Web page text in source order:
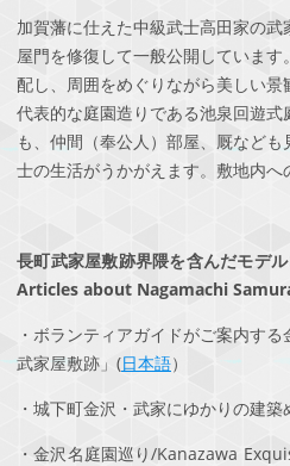
加賀藩に仕えた中級武士高田家の
屋門を修復して一般公開していま
配し、周囲をめぐりながら美しい
代表的な庭園造りである池泉回遊
も、仲間（奉公人）部屋、厩など
士の生活がうかがえます。敷地内へ
長町武家屋敷跡界隈を含んだモデ
Articles about Nagamachi
・ボランティアガイドがご案内す
武家屋敷跡」(日本語）
・城下町金沢・武家にゆかりの建築
・金沢名庭園巡り/Kanazawa